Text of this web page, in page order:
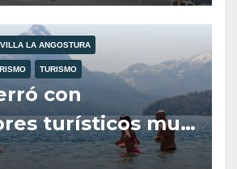
LA ANGOSTURA
TURISMO
con
turísticos muy
en la provincia